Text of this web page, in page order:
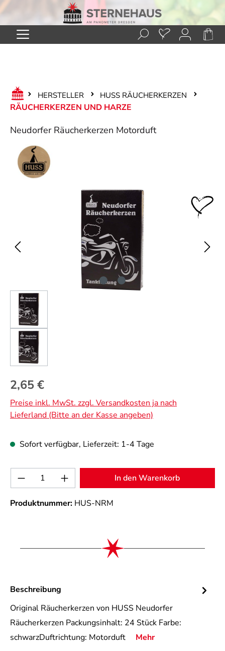
Zum Hauptinhalt springen
HERSTELLER HUSS RÄUCHERKERZEN
RÄUCHERKERZEN UND HARZE
Neudorfer Räucherkerzen Motorduft
Bildergalerie überspringen
Regulärer Preis:
2,65 €
Preise inkl. MwSt. zzgl. Versandkosten ja nach
Lieferland (Bitte an der Kasse angeben)
Sofort verfügbar, Lieferzeit: 1-4 Tage
Produkt Anzahl: Gib den gewünschten
In den Warenkorb
Produktnummer: HUS-NRM
Beschreibung
Original Räucherkerzen von HUSS Neudorfer
Räucherkerzen Packungsinhalt: 24 Stück Farbe:
schwarzDuftrichtung: Motorduft Mehr